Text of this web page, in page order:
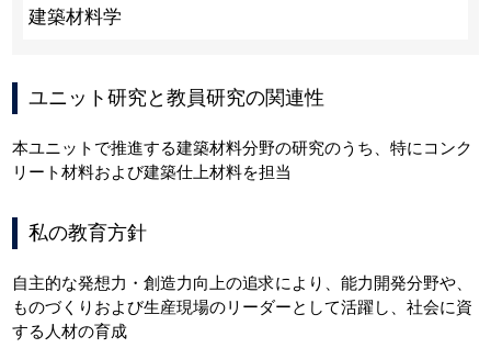
建築材料学
ユニット研究と教員研究の関連性
本ユニットで推進する建築材料分野の研究のうち、特にコンク
リート材料および建築仕上材料を担当
私の教育方針
自主的な発想力・創造力向上の追求により、能力開発分野や、
ものづくりおよび生産現場のリーダーとして活躍し、社会に資
する人材の育成